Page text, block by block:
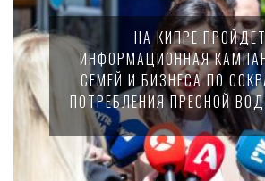
НА КИПРЕ
ИНФОРМАЦИОННАЯ
СЕМЕЙ И БИЗНЕСА ПО
ПОТРЕБЛЕНИЯ ПРЕСНОЙ